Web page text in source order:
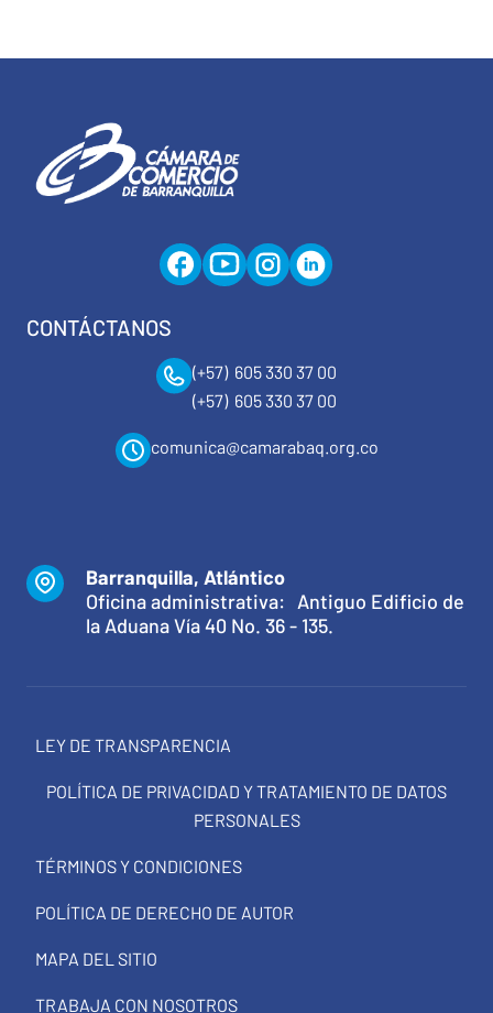
CONTÁCTANOS
(+57) 605 330 37 00
(+57) 605 330 37 00
comunica@camarabaq.org.co
Barranquilla, Atlántico
Oficina administrativa: Antiguo Edificio de
la Aduana Vía 40 No. 36 - 135.
LEY DE TRANSPARENCIA
POLÍTICA DE PRIVACIDAD Y TRATAMIENTO DE DATOS
PERSONALES
TÉRMINOS Y CONDICIONES
POLÍTICA DE DERECHO DE AUTOR
MAPA DEL SITIO
TRABAJA CON NOSOTROS